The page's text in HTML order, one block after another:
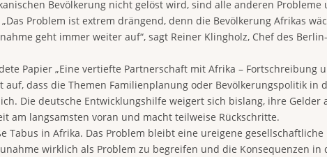
Bevölkerung nicht gelöst wird, sind alle anderen Probleme
Problem ist extrem drängend, denn die Bevölkerung Afrikas
geht immer weiter auf“, sagt Reiner Klingholz, Chef des
Papier „Eine vertiefte Partnerschaft mit Afrika – Fortschreibung
dass die Themen Familienplanung oder Bevölkerungspolitik in
Die deutsche Entwicklungshilfe weigert sich bislang, ihre Gelder
am langsamsten voran und macht teilweise Rückschritte.
in Afrika. Das Problem bleibt eine ureigene
wirklich als Problem zu begreifen und die Konsequenzen in